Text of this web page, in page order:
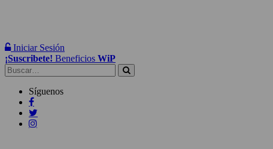
Iniciar Sesión
¡Suscribete! Beneficios WiP
Buscar:
Síguenos